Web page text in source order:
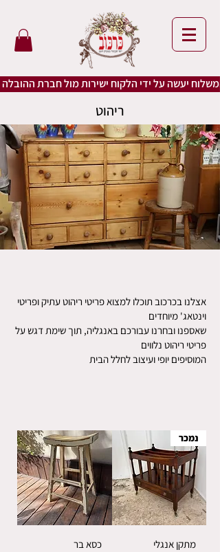
ריהוט
אצלנו בכרכוב תוכלו למצוא פריטי ריהוט עתיק ופריטי
וינטאג' מיוחדים
שאספנו ובחרנו עבורכם באנגליה, תוך שימת דגש על
פריטי ריהוט נלווים
המוסיפים יופי ועיצוב לחלל הבית
נמכר
מתקן אנגלי
כסא בר